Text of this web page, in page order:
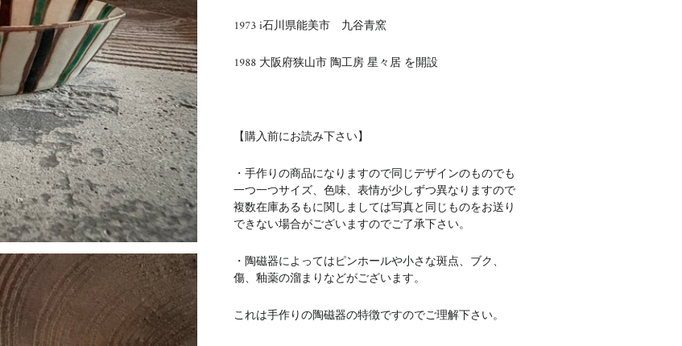
1973 i石川県能美市 九谷青窯
1988 大阪府狭山市陶工房 星々居 を開設
【購入前にお読み下さい】
・手作りの商品になりますので同じデザインのものでも
一つ一つサイズ、色味、表情が少しずつ異なりますので
複数在庫あるもに関しましては写真と同じものをお送り
できない場合がございますのでご了承下さい。
・陶磁器によってはピンホールや小さな斑点、ブク、
傷、釉薬の溜まりなどがございます。
これは手作りの陶磁器の特徴ですのでご理解下さい。